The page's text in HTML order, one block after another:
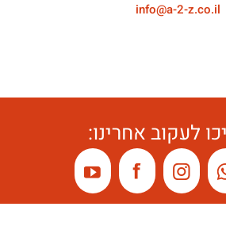
info@a-2-z.co.il
לעקוב אחרינו: